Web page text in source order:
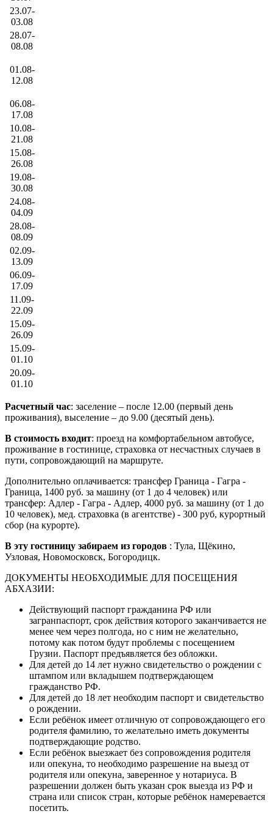
23.07-
03.08
28.07-
08.08
01.08-
12.08
06.08-
17.08
10.08-
21.08
15.08-
26.08
19.08-
30.08
24.08-
04.09
28.08-
08.09
02.09-
13.09
06.09-
17.09
11.09-
22.09
15.09-
26.09
15.09-
01.10
20.09-
01.10
Расчетный час: заселение – после 12.00 (первый день
проживания), выселение – до 9.00 (десятый день).
В стоимость входит: проезд на комфортабельном автобусе,
проживание в гостинице, страховка от несчастных случаев в
пути, сопровождающий на маршруте.
Дополнительно оплачивается: трансфер Граница - Гагра -
Граница, 1400 руб. за машину (от 1 до 4 человек) или
трансфер: Адлер - Гагра - Адлер, 4000 руб. за машину (от 1 до
10 человек), мед. страховка (в агентстве) - 300 руб, курортный
сбор (на курорте).
В эту гостиницу забираем из городов : Тула, Щёкино,
Узловая, Новомосковск, Богородицк.
ДОКУМЕНТЫ НЕОБХОДИМЫЕ ДЛЯ ПОСЕЩЕНИЯ
АБХАЗИИ:
Действующий паспорт гражданина РФ или
загранпаспорт, срок действия которого заканчивается не
менее чем через полгода, но с ним не желательно,
потому как потом будут проблемы с посещением
Грузии. Паспорт предъявляется без обложки.
Для детей до 14 лет нужно свидетельство о рождении с
штампом или вкладышем подтверждающем
гражданство РФ.
Для детей до 18 лет необходим паспорт и свидетельство
о рождении.
Если ребёнок имеет отличную от сопровождающего его
родителя фамилию, то желательно иметь документы
подтверждающие родство.
Если ребёнок выезжает без сопровождения родителя
или опекуна, то необходимо разрешение на выезд от
родителя или опекуна, заверенное у нотариуса. В
разрешении должен быть указан срок выезда из РФ и
страна или список стран, которые ребёнок намеревается
посетить.